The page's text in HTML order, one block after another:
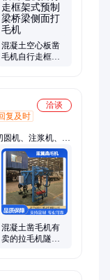
混凝土空心板凿
毛机自行走框架
洽谈
复及时
圆机、注浆机、喷
机、喷浆机、抹
片、凿毛车、振
混凝土凿毛机有
卖的拉毛机隧道